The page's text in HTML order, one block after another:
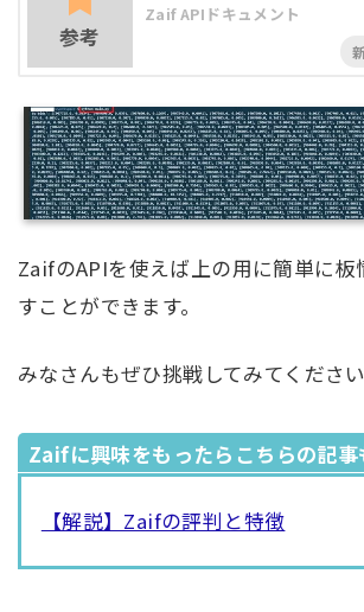
参考
Zaif APIドキュメント
ZaifのAPIを使えば上の用に簡単に板
すことができます。
みなさんもぜひ挑戦してみてください
Zaifに興味をもったらこちらの記事
【解説】Zaifの評判と特徴